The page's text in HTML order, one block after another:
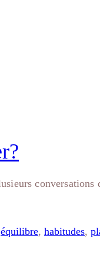
équilibre, habitudes,